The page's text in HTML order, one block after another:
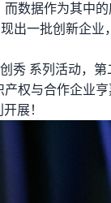
数据作为其中
出一批创新企业
秀 系列活动，第
权与合作企业
展！